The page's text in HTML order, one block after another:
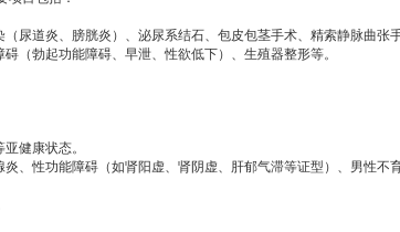
道炎、膀胱炎）、泌尿系结石、包皮包茎手术、精索静脉曲张手
勃起功能障碍、早泄、性欲低下）、生殖器整形等。
健康状态。
性功能障碍（如肾阳虚、肾阴虚、肝郁气滞等证型）、男性不育